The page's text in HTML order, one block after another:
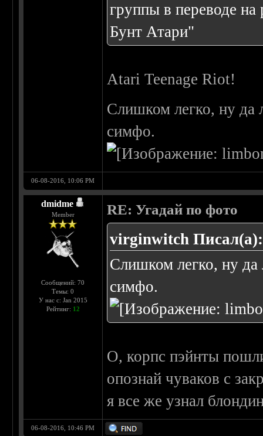
группы в переводе
Бунт Атари"
Atari Teenage Riot!
Слишком легко, ну да
симфо.
06-08-2016, 10:06 PM
dmidme
Member
Сообщений: 70
Темы: 0
У нас с: Jan 2015
Рейтинг: 12
RE: Угадай по фото
virginwitch Писал(а):
Слишком легко, ну
симфо.
О, корпс пэйнты
опознай чуваков с
я все же узнал
06-08-2016, 10:46 PM